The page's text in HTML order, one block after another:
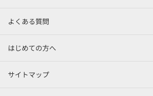
よくある質問
はじめての方へ
サイトマップ